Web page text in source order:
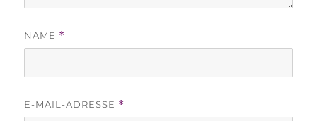
NAME *
E-MAIL-ADRESSE *